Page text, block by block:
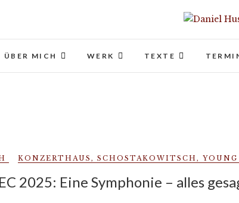
Daniel
ÜBER MICH WERK TEXTE
KONZERTHAUS , SCHOSTAKOWITSCH, YOUNG
2025: Eine Symphonie – alles